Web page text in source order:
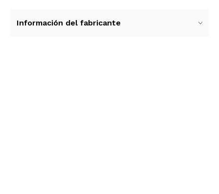
formas de rostro. Su estilo clásico y cobertura
Información del fabricante